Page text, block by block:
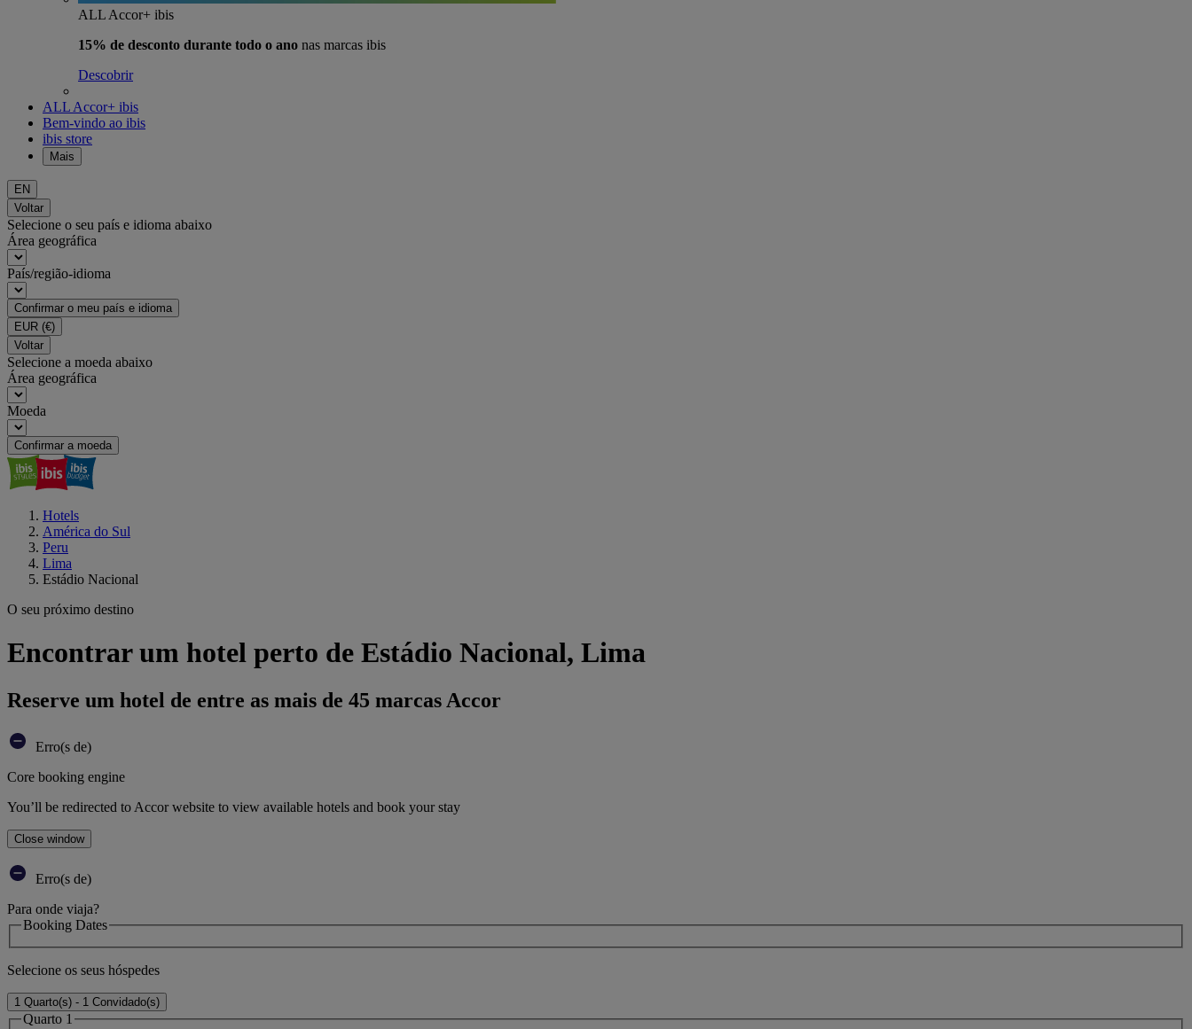
ALL Accor+ ibis
15% de desconto durante todo o ano nas marcas ibis
Descobrir
ALL Accor+ ibis
Bem-vindo ao ibis
ibis store
Mais
EN
Voltar
Selecione o seu país e idioma abaixo
Área geográfica
País/região-idioma
Confirmar o meu país e idioma
EUR (€)
Voltar
Selecione a moeda abaixo
Área geográfica
Moeda
Confirmar a moeda
Hotels
América do Sul
Peru
Lima
Estádio Nacional
O seu próximo destino
Encontrar um hotel perto de Estádio Nacional, Lima
Reserve um hotel de entre as mais de 45 marcas Accor
Erro(s de)
Core booking engine
You’ll be redirected to Accor website to view available hotels and book your stay
Close window
Erro(s de)
Para onde viaja?
Booking Dates
Selecione os seus hóspedes
1 Quarto(s) - 1 Convidado(s)
Quarto 1